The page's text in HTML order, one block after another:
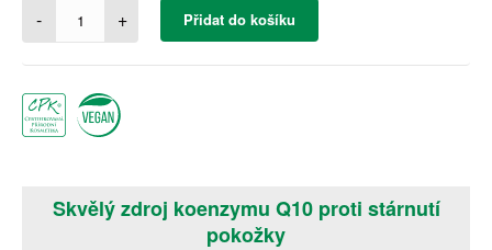
- + Přidat do košíku
Skvělý zdroj koenzymu Q10 proti stárnutí
pokožky